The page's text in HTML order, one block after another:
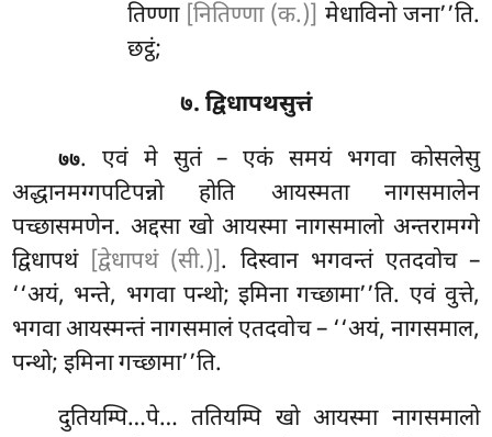
तिण्णा [नितिण्णा (क.)] मेधाविनो जना’’ति.
छट्ठं;
७. द्विधापथसुत्तं
७७. एवं मे सुतं – एकं समयं भगवा कोसलेसु
अद्धानमग्गपटिपन्नो होति आयस्मता नागसमालेन
पच्छासमणेन. अद्दसा खो आयस्मा नागसमालो अन्तरामग्गे
द्विधापथं [द्वेधापथं (सी.)]. दिस्वान भगवन्तं एतदवोच –
‘‘अयं, भन्ते, भगवा पन्थो; इमिना गच्छामा’’ति. एवं वुत्ते,
भगवा आयस्मन्तं नागसमालं एतदवोच – ‘‘अयं, नागसमाल,
पन्थो; इमिना गच्छामा’’ति.
दुतियम्पि…पे… ततियम्पि खो आयस्मा नागसमालो